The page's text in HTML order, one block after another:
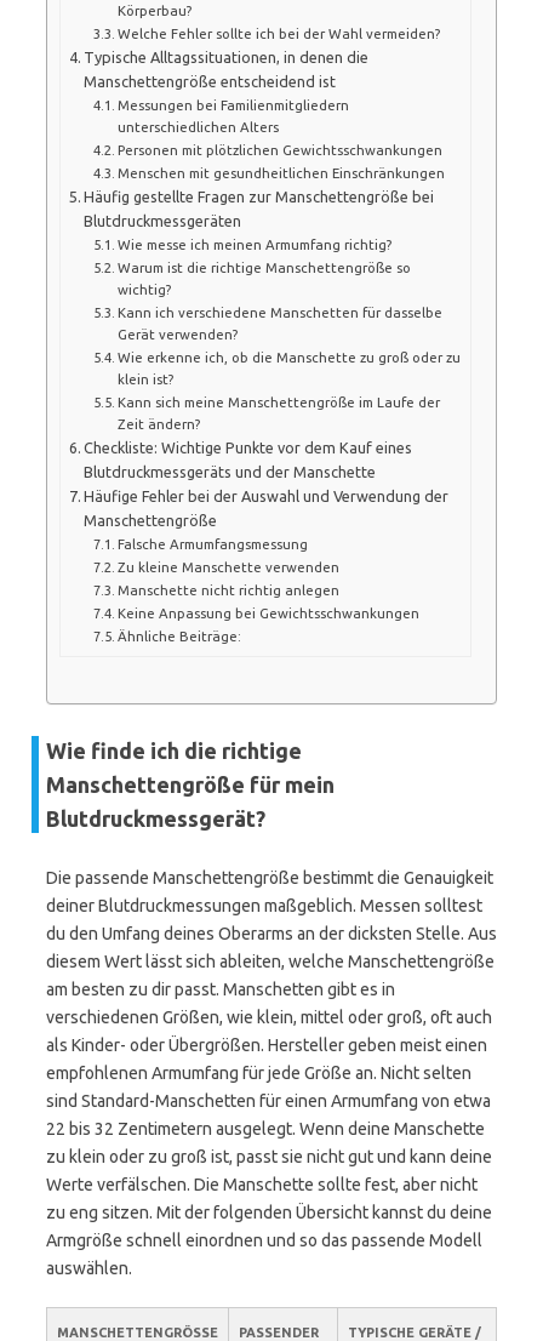
Körperbau?
Welche Fehler sollte ich bei der Wahl vermeiden?
Typische Alltagssituationen, in denen die
Manschettengröße entscheidend ist
Messungen bei Familienmitgliedern
unterschiedlichen Alters
Personen mit plötzlichen Gewichtsschwankungen
Menschen mit gesundheitlichen Einschränkungen
Häufig gestellte Fragen zur Manschettengröße bei
Blutdruckmessgeräten
Wie messe ich meinen Armumfang richtig?
Warum ist die richtige Manschettengröße so
wichtig?
Kann ich verschiedene Manschetten für dasselbe
Gerät verwenden?
Wie erkenne ich, ob die Manschette zu groß oder zu
klein ist?
Kann sich meine Manschettengröße im Laufe der
Zeit ändern?
Checkliste: Wichtige Punkte vor dem Kauf eines
Blutdruckmessgeräts und der Manschette
Häufige Fehler bei der Auswahl und Verwendung der
Manschettengröße
Falsche Armumfangsmessung
Zu kleine Manschette verwenden
Manschette nicht richtig anlegen
Keine Anpassung bei Gewichtsschwankungen
Ähnliche Beiträge:
Wie finde ich die richtige
Manschettengröße für mein
Blutdruckmessgerät?
Die passende Manschettengröße bestimmt die Genauigkeit
deiner Blutdruckmessungen maßgeblich. Messen solltest
du den Umfang deines Oberarms an der dicksten Stelle. Aus
diesem Wert lässt sich ableiten, welche Manschettengröße
am besten zu dir passt. Manschetten gibt es in
verschiedenen Größen, wie klein, mittel oder groß, oft auch
als Kinder- oder Übergrößen. Hersteller geben meist einen
empfohlenen Armumfang für jede Größe an. Nicht selten
sind Standard-Manschetten für einen Armumfang von etwa
22 bis 32 Zentimetern ausgelegt. Wenn deine Manschette
zu klein oder zu groß ist, passt sie nicht gut und kann deine
Werte verfälschen. Die Manschette sollte fest, aber nicht
zu eng sitzen. Mit der folgenden Übersicht kannst du deine
Armgröße schnell einordnen und so das passende Modell
auswählen.
MANSCHETTENGRÖSSE
PASSENDER
TYPISCHE GERÄTE /